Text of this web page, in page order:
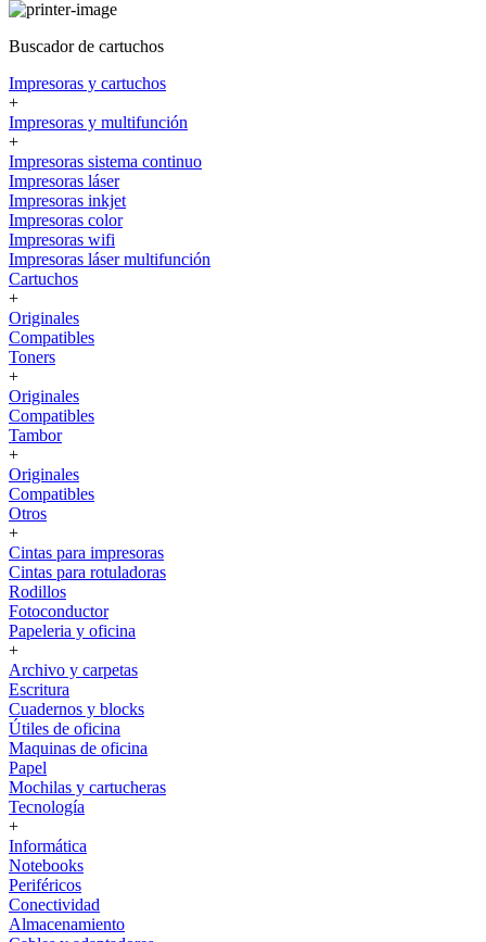
Buscador de cartuchos
Impresoras y cartuchos
+
Impresoras y multifunción
+
Impresoras sistema continuo
Impresoras láser
Impresoras inkjet
Impresoras color
Impresoras wifi
Impresoras láser multifunción
Cartuchos
+
Originales
Compatibles
Toners
+
Originales
Compatibles
Tambor
+
Originales
Compatibles
Otros
+
Cintas para impresoras
Cintas para rotuladoras
Rodillos
Fotoconductor
Papeleria y oficina
+
Archivo y carpetas
Escritura
Cuadernos y blocks
Útiles de oficina
Maquinas de oficina
Papel
Mochilas y cartucheras
Tecnología
+
Informática
Notebooks
Periféricos
Conectividad
Almacenamiento